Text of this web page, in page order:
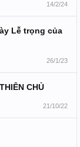
14/2/24
Lễ trọng của
26/1/23
CHỦ
21/10/22